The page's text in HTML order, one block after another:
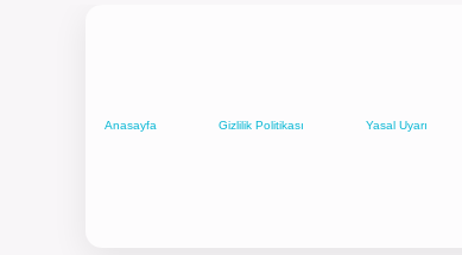
Anasayfa Gizlilik Politikası Yasal Uyarı